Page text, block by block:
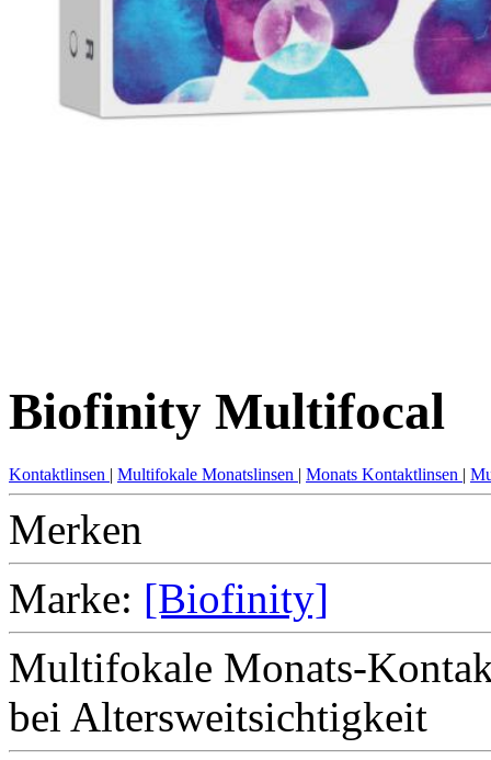
Biofinity Multifocal
Kontaktlinsen | Multifokale Monatslinsen | Monats Kontaktlinsen |
Merken
Marke: [Biofinity]
Multifokale Monats-
bei Altersweitsichtigkeit